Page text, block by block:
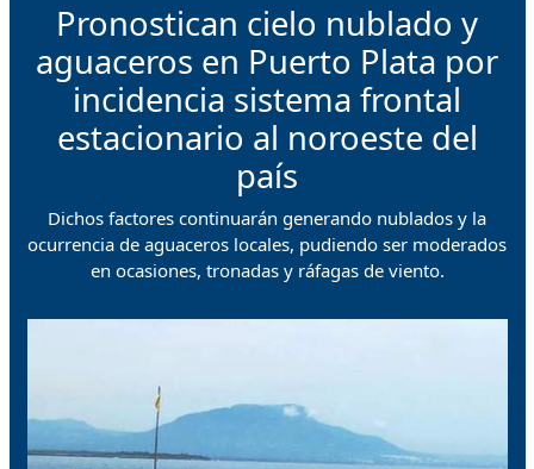
Pronostican cielo nublado y
aguaceros en Puerto Plata por
incidencia sistema frontal
estacionario al noroeste del
país
Dichos factores continuarán generando nublados y la
ocurrencia de aguaceros locales, pudiendo ser moderados
en ocasiones, tronadas y ráfagas de viento.